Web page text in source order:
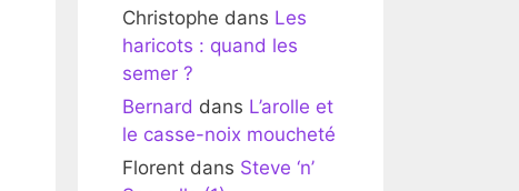
Christophe dans Les
haricots : quand les
semer ?
Bernard dans L’arolle et
le casse-noix moucheté
Florent dans Steve ‘n’